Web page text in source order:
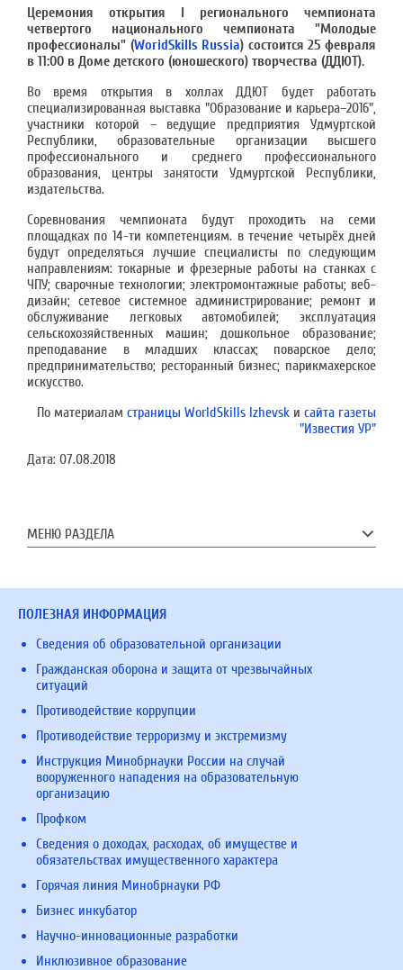
Церемония открытия I регионального чемпионата
четвертого национального чемпионата "Молодые
профессионалы" (WoridSkills Russia) состоится 25 февраля
в 11:00 в Доме детского (юношеского) творчества (ДДЮТ).
Во время открытия в холлах ДДЮТ будет работать
специализированная выставка "Образование и карьера–2016",
участники которой – ведущие предприятия Удмуртской
Республики, образовательные организации высшего
профессионального и среднего профессионального
образования, центры занятости Удмуртской Республики,
издательства.
Соревнования чемпионата будут проходить на семи
площадках по 14-ти компетенциям. в течение четырёх дней
будут определяться лучшие специалисты по следующим
направлениям: токарные и фрезерные работы на станках с
ЧПУ; сварочные технологии; электромонтажные работы; веб-
дизайн; сетевое системное администрирование; ремонт и
обслуживание легковых автомобилей; эксплуатация
сельскохозяйственных машин; дошкольное образование;
преподавание в младших классах; поварское дело;
предпринимательство; ресторанный бизнес; парикмахерское
искусство.
По материалам страницы WorldSkills Izhevsk и сайта газеты
"Известия УР"
Дата: 07.08.2018
МЕНЮ РАЗДЕЛА
ПОЛЕЗНАЯ ИНФОРМАЦИЯ
Сведения об образовательной организации
Гражданская оборона и защита от чрезвычайных
ситуаций
Противодействие коррупции
Противодействие терроризму и экстремизму
Инструкция Минобрнауки России на случай
вооруженного нападения на образовательную
организацию
Профком
Сведения о доходах, расходах, об имуществе и
обязательствах имущественного характера
Горячая линия Минобрнауки РФ
Бизнес инкубатор
Научно-инновационные разработки
Инклюзивное образование